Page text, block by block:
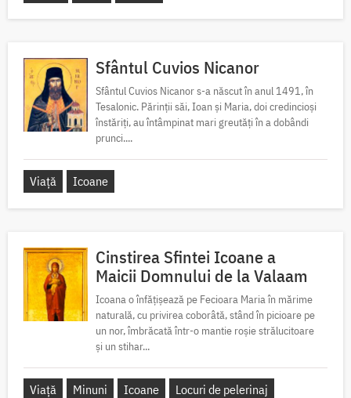
Sfântul Cuvios Nicanor
Sfântul Cuvios Nicanor s-a născut în anul 1491, în
Tesalonic. Părinții săi, Ioan și Maria, doi credincioși
înstăriți, au întâmpinat mari greutăți în a dobândi
prunci....
Viață Icoane
Cinstirea Sfintei Icoane a
Maicii Domnului de la Valaam
Icoana o înfățișează pe Fecioara Maria în mărime
naturală, cu privirea coborâtă, stând în picioare pe
un nor, îmbrăcată într-o mantie roșie strălucitoare
și un stihar...
Viață Minuni Icoane
Locuri de pelerinaj